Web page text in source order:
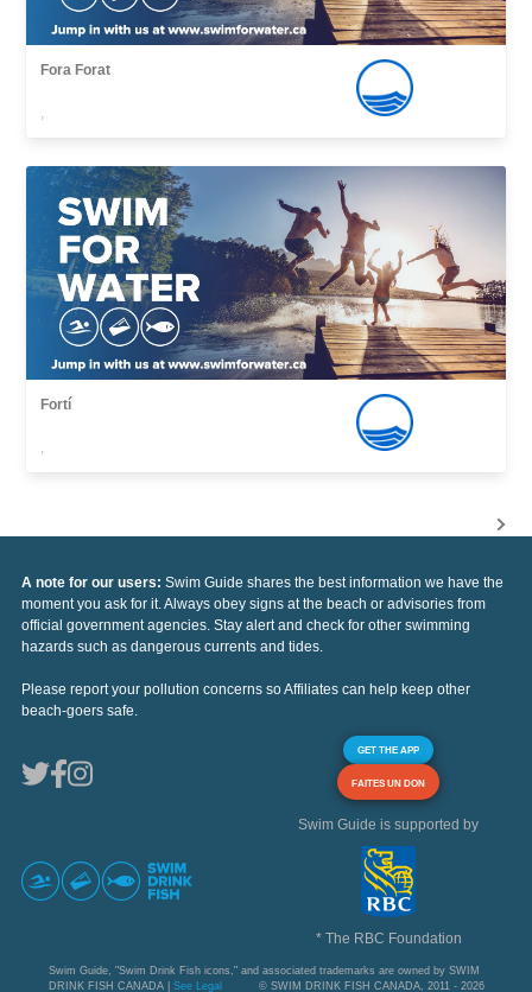
Fora Forat
,
Fortí
,
A note for our users: Swim Guide shares the best information we have the
moment you ask for it. Always obey signs at the beach or advisories from
official government agencies. Stay alert and check for other swimming
hazards such as dangerous currents and tides.
Please report your pollution concerns so Affiliates can help keep other
beach-goers safe.
GET THE APP
FAITES UN DON
Swim Guide is supported by
* The RBC Foundation
Swim Guide, "Swim Drink Fish icons," and associated trademarks are owned by SWIM
DRINK FISH CANADA | See Legal © SWIM DRINK FISH CANADA, 2011 - 2026